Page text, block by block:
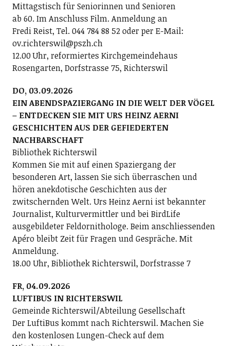
Mittagstisch für Seniorinnen und Senioren
ab 60. Im Anschluss Film. Anmeldung an
Fredi Reist, Tel. 044 784 88 52 oder per E-Mail:
ov.richterswil@pszh.ch
12.00 Uhr, reformiertes Kirchgemeindehaus
Rosengarten, Dorfstrasse 75, Richterswil
DO, 03.09.2026
EIN ABENDSPAZIERGANG IN DIE WELT DER VÖGEL
– ENTDECKEN SIE MIT URS HEINZ AERNI
GESCHICHTEN AUS DER GEFIEDERTEN
NACHBARSCHAFT
Bibliothek Richterswil
Kommen Sie mit auf einen Spaziergang der
besonderen Art, lassen Sie sich überraschen und
hören anekdotische Geschichten aus der
zwitschernden Welt. Urs Heinz Aerni ist bekannter
Journalist, Kulturvermittler und bei BirdLife
ausgebildeter Feldornithologe. Beim anschliessenden
Apéro bleibt Zeit für Fragen und Gespräche. Mit
Anmeldung.
18.00 Uhr, Bibliothek Richterswil, Dorfstrasse 7
FR, 04.09.2026
LUFTIBUS IN RICHTERSWIL
Gemeinde Richterswil/Abteilung Gesellschaft
Der LuftiBus kommt nach Richterswil. Machen Sie
den kostenlosen Lungen-Check auf dem